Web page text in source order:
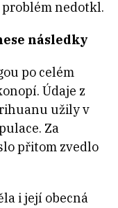
nedotkl.
následky
po celém
Údaje z
užily v
Za
přitom zvedlo
i její obecná